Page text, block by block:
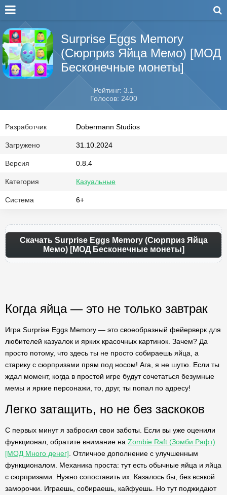
Surprise Eggs Memory
(Сюрприз Яйца Мемо) [МОД
Бесконечные монеты]
Рейтинг: 3.1
Голосов: 2400
Разработчик Dobermann Studios
Загружено 31.10.2024
Версия 0.8.4
Категория Казуальные
Система 6+
Скачать Surprise Eggs Memory (Сюрприз Яйца
Мемо) [МОД Бесконечные монеты]
Когда яйца — это не только завтрак
Игра Surprise Eggs Memory — это своеобразный фейерверк для
любителей казуалок и ярких красочных картинок. Зачем? Да
просто потому, что здесь ты не просто собираешь яйца, а
старику с сюрпризами прям под носом! Ага, я не шутю. Если ты
ждал момент, когда в простой игре будут сочетаться безумные
мемы и яркие персонажи, то, друг, ты попал по адресу!
Легко затащить, но не без заскоков
С первых минут я забросил свои заботы. Если вы уже оценили
функционал, обратите внимание на Zombie Raft (Зомби Рафт)
[МОД Много денег] . Отличное дополнение с улучшенным
функционалом. Механика проста: тут есть обычные яйца и яйца
с сюрпризами. Нужно сопоставить их. Казалось бы, без всякой
заморочки. Играешь, собираешь, кайфуешь. Но тут поджидают